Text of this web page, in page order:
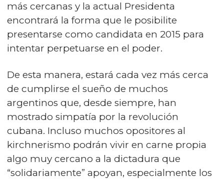
más cercanas y la actual Presidenta
encontrará la forma que le posibilite
presentarse como candidata en 2015 para
intentar perpetuarse en el poder.
De esta manera, estará cada vez más cerca
de cumplirse el sueño de muchos
argentinos que, desde siempre, han
mostrado simpatía por la revolución
cubana. Incluso muchos opositores al
kirchnerismo podrán vivir en carne propia
algo muy cercano a la dictadura que
“solidariamente” apoyan, especialmente los